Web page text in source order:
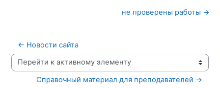
не проверены работы →
← Новости сайта
Перейти к активному элементу
Справочный материал для преподавателей →